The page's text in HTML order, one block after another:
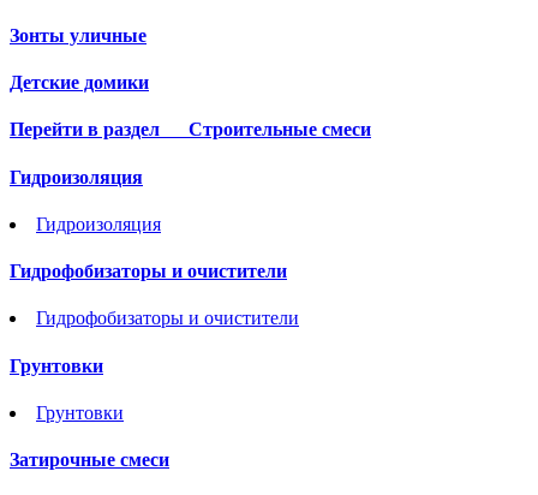
Зонты уличные
Детские домики
Перейти в раздел Строительные смеси
Гидроизоляция
Гидроизоляция
Гидрофобизаторы и очистители
Гидрофобизаторы и очистители
Грунтовки
Грунтовки
Затирочные смеси